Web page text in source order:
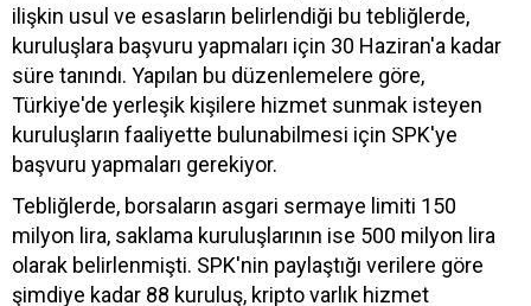
ilişkin usul ve esasların belirlendiği bu tebliğlerde,
kuruluşlara başvuru yapmaları için 30 Haziran'a kadar
süre tanındı. Yapılan bu düzenlemelere göre,
Türkiye'de yerleşik kişilere hizmet sunmak isteyen
kuruluşların faaliyette bulunabilmesi için SPK'ye
başvuru yapmaları gerekiyor.
Tebliğlerde, borsaların asgari sermaye limiti 150
milyon lira, saklama kuruluşlarının ise 500 milyon lira
olarak belirlenmişti. SPK'nin paylaştığı verilere göre
şimdiye kadar 88 kuruluş, kripto varlık hizmet